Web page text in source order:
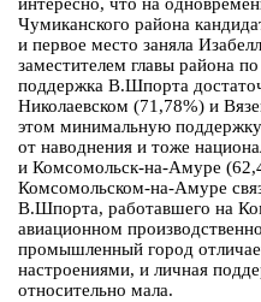
Чумиканского района
и первое место заняла
заместителем главы района
поддержка В.Шпорта
Николаевском (71,78%) и
этом минимальную
от наводнения и тоже
и Комсомольск-на-Амуре
Комсомольском-на-Амуре
В.Шпорта, работавшего на
авиационном
промышленный город
настроениями, и личная
относительно мала.